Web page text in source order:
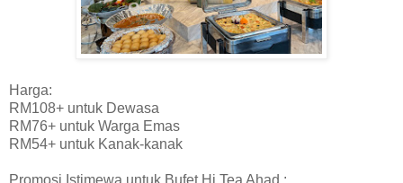
Harga:
RM108+ untuk Dewasa
RM76+ untuk Warga Emas
RM54+ untuk Kanak-kanak
Promosi Istimewa untuk Bufet Hi Tea Ahad :